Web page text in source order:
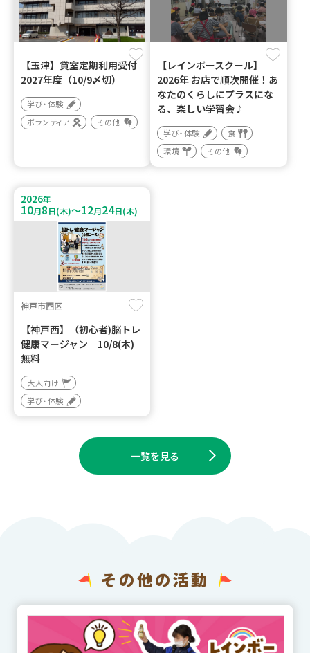
【玉津】貸室定期利用受付
2027年度（10/9〆切）
学び・体験
ボランティア
その他
【レインボースクール】
2026年 お店で順次開催！あ
なたのくらしにプラスにな
る、楽しい学習会♪
学び・体験
食
環境
その他
2026年
10月8日(木)～12月24日(木)
神戸市西区
【神戸西】（初心者)脳トレ
健康マージャン 10/8(木)
無料
大人向け
学び・体験
一覧を見る
その他の活動